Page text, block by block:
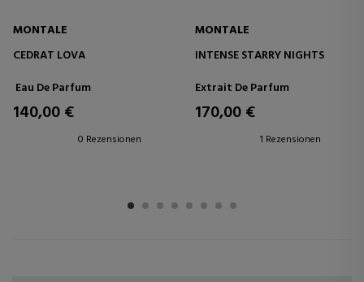
MONTALE
CEDRAT LOVA
Eau De Parfum
140,00 €
0 Rezensionen
MONTALE
INTENSE STARRY NIGHTS
Extrait De Parfum
170,00 €
1 Rezensionen